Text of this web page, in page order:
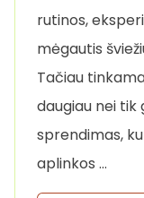
rutinos,
mėgautis
Tačiau
daugiau nei tik
sprendimas,
aplinkos …